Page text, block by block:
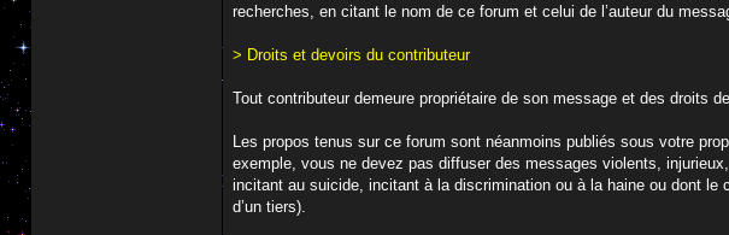
recherches, en citant le nom de ce forum et celui de l’auteur du
> Droits et devoirs du contributeur
Tout contributeur demeure propriétaire de son message et des droits
Les propos tenus sur ce forum sont néanmoins publiés sous votre
exemple, vous ne devez pas diffuser des messages violents,
incitant au suicide, incitant à la discrimination ou à la haine ou dont
d’un tiers).